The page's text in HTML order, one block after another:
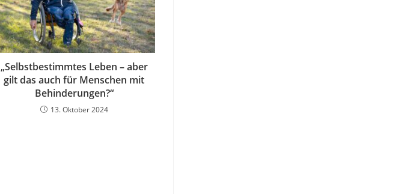
„Selbstbestimmtes Leben – aber
gilt das auch für Menschen mit
Behinderungen?“
13. Oktober 2024